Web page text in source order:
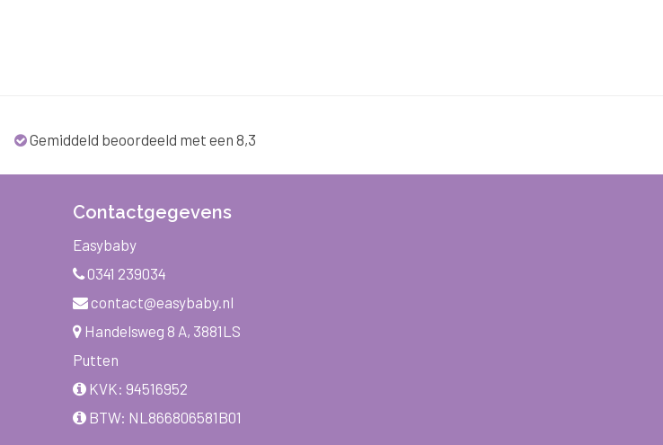
Gemiddeld beoordeeld met een 8,3
Contactgegevens
Easybaby
0341 239034
contact@easybaby.nl
Handelsweg 8 A, 3881LS
Putten
KVK: 94516952
BTW: NL866806581B01